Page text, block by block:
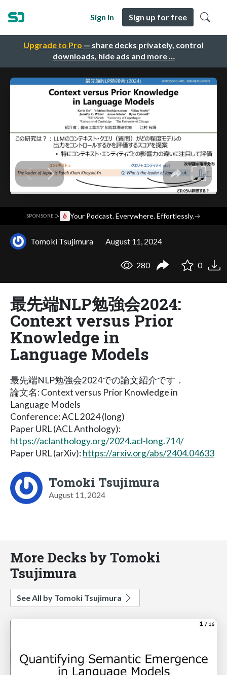
Upgrade to Pro — share decks privately, control
downloads, hide ads and more …
Sign in Sign up for free
SPONSORED· Your Podcast. Everywhere. Effortlessly.→
Tomoki Tsujimura August 11, 2024
280 0
最先端NLP勉強会2024:
Context versus Prior
Knowledge in
Language Models
最先端NLP勉強会2024での論文紹介です．
論文名: Context versus Prior Knowledge in
Language Models
Conference: ACL 2024 (long)
Paper URL (ACL Anthology):
https://aclanthology.org/2024.acl-long.714/
Paper URL (arXiv):https://arxiv.org/abs/2404.04633
Tomoki Tsujimura
August 11, 2024
More Decks by Tomoki
Tsujimura
See All by Tomoki Tsujimura